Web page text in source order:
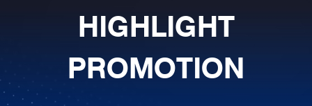
HIGHLIGHT
PROMOTION